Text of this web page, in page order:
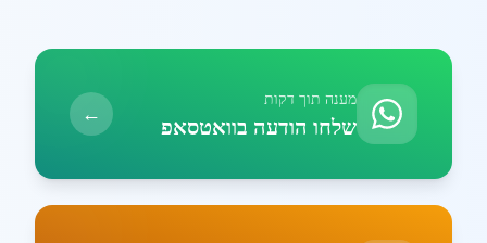
מענה תוך דקות
שלחו הודעה בוואטסאפ ←